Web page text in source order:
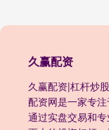
久赢配资
久赢配资|杠杆炒
配资网是一家专注
通过实盘交易和